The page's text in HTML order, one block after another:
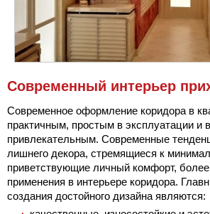
Современный интерьер
Современное оформление коридора в
практичным, простым в эксплуатации и
привлекательным. Современные
лишнего декора, стремящиеся к
приветствующие личный комфорт,
применения в интерьере коридора.
создания достойного дизайна являются: